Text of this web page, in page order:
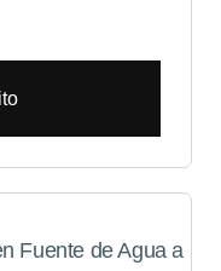
Fuente de Agua a